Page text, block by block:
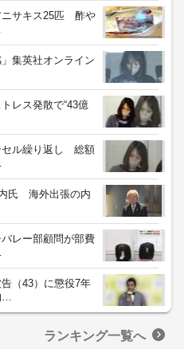
ニサキス25匹 酢や
集英社オンライン
レス発散で“43億
セル繰り返し 総額
氏 海外出張の内
レー部顧問が部費
（43）に懲役7年
ランキング一覧へ